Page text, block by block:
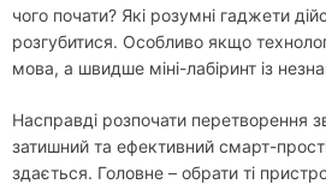
чого почати? Які розумні гаджети
розгубитися. Особливо якщо
мова, а швидше міні-лабіринт із
Насправді розпочати перетворення
затишний та ефективний смарт-
здається. Головне – обрати ті